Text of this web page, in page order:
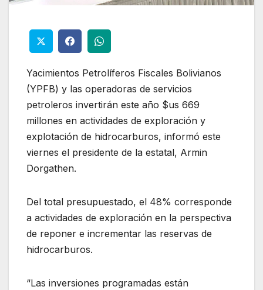
Yacimientos Petrolíferos Fiscales Bolivianos
(YPFB) y las operadoras de servicios
petroleros invertirán este año $us 669
millones en actividades de exploración y
explotación de hidrocarburos, informó este
viernes el presidente de la estatal, Armin
Dorgathen.
Del total presupuestado, el 48% corresponde
a actividades de exploración en la perspectiva
de reponer e incrementar las reservas de
hidrocarburos.
“Las inversiones programadas están